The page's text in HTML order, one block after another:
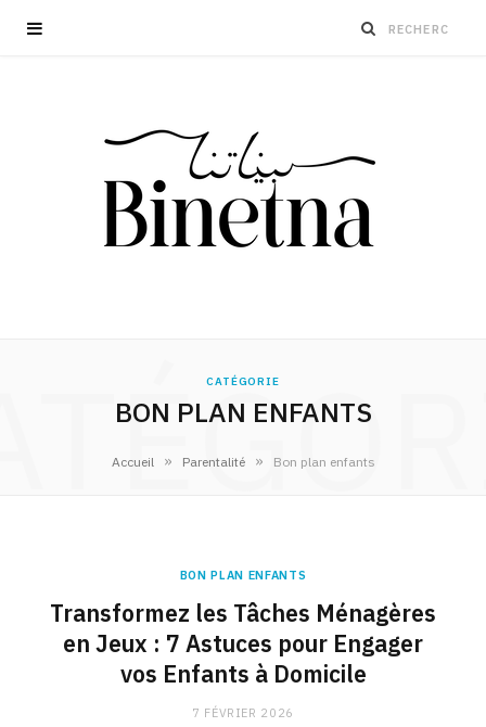
CATÉGORIE
BON PLAN ENFANTS
Accueil » Parentalité » Bon plan enfants
BON PLAN ENFANTS
Transformez les Tâches Ménagères
en Jeux : 7 Astuces pour Engager
vos Enfants à Domicile
7 FÉVRIER 2026